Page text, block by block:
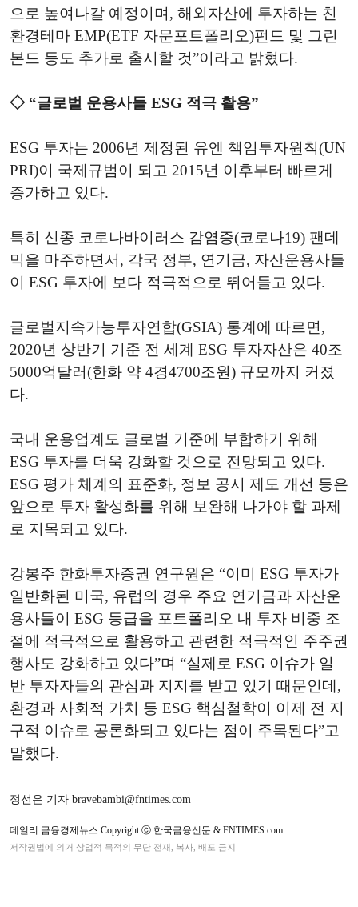
으로 높여나갈 예정이며, 해외자산에 투자하는 친
환경테마 EMP(ETF 자문포트폴리오)펀드 및 그린
본드 등도 추가로 출시할 것”이라고 밝혔다.
◇ “글로벌 운용사들 ESG 적극 활용”
ESG 투자는 2006년 제정된 유엔 책임투자원칙(UN
PRI)이 국제규범이 되고 2015년 이후부터 빠르게
증가하고 있다.
특히 신종 코로나바이러스 감염증(코로나19) 팬데
믹을 마주하면서, 각국 정부, 연기금, 자산운용사들
이 ESG 투자에 보다 적극적으로 뛰어들고 있다.
글로벌지속가능투자연합(GSIA) 통계에 따르면,
2020년 상반기 기준 전 세계 ESG 투자자산은 40조
5000억달러(한화 약 4경4700조원) 규모까지 커졌
다.
국내 운용업계도 글로벌 기준에 부합하기 위해
ESG 투자를 더욱 강화할 것으로 전망되고 있다.
ESG 평가 체계의 표준화, 정보 공시 제도 개선 등은
앞으로 투자 활성화를 위해 보완해 나가야 할 과제
로 지목되고 있다.
강봉주 한화투자증권 연구원은 “이미 ESG 투자가
일반화된 미국, 유럽의 경우 주요 연기금과 자산운
용사들이 ESG 등급을 포트폴리오 내 투자 비중 조
절에 적극적으로 활용하고 관련한 적극적인 주주권
행사도 강화하고 있다”며 “실제로 ESG 이슈가 일
반 투자자들의 관심과 지지를 받고 있기 때문인데,
환경과 사회적 가치 등 ESG 핵심철학이 이제 전 지
구적 이슈로 공론화되고 있다는 점이 주목된다”고
말했다.
정선은 기자 bravebambi@fntimes.com
데일리 금융경제뉴스 Copyright ⓒ 한국금융신문 & FNTIMES.com
저작권법에 의거 상업적 목적의 무단 전재, 복사, 배포 금지